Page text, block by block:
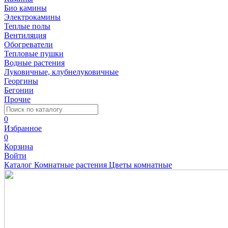
Био камины
Электрокамины
Теплые полы
Вентиляция
Обогреватели
Тепловые пушки
Водные растения
Луковичные, клубнелуковичные
Георгины
Бегонии
Прочие
0
Избранное
0
Корзина
Войти
Каталог Комнатные растения Цветы комнатные